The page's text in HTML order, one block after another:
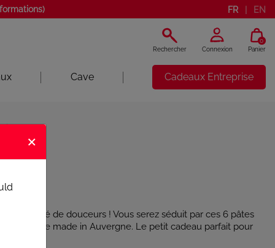
FR EN
Rechercher Connexion Panier
0
Cave Cadeaux Entreprise
tiroir gorgé de douceurs ! Vous serez séduit par ces 6 pâtes
à la cerise made in Auvergne. Le petit cadeau parfait pour
×